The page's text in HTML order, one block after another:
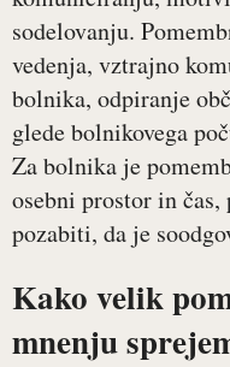
sodelovanju.
vedenja, vztrajno
bolnika, odpiranje
glede bolnikovega
Za bolnika je
osebni prostor in
pozabiti, da je
Kako velik
mnenju